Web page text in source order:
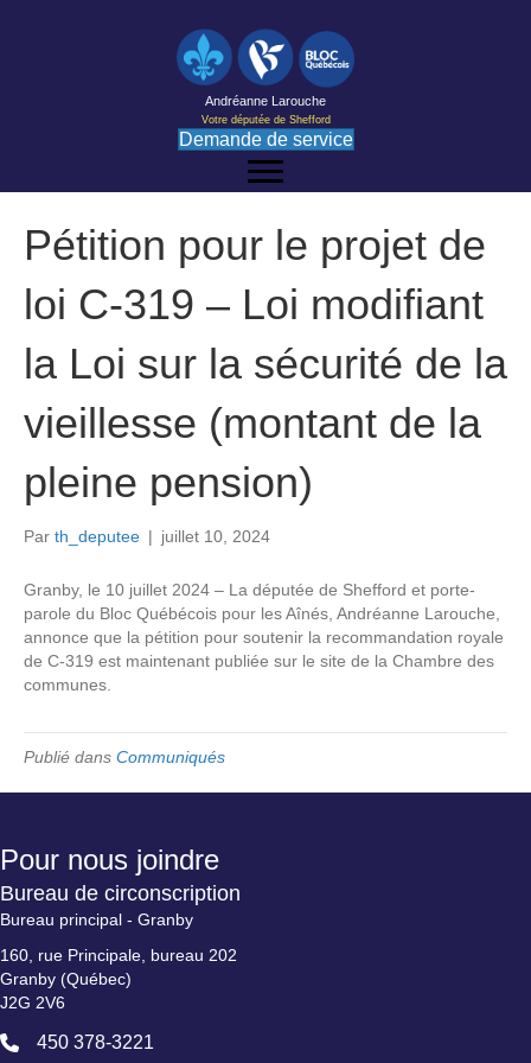
Andréanne Larouche
Votre députée de Shefford
Demande de service
Pétition pour le projet de
loi C-319 – Loi modifiant
la Loi sur la sécurité de la
vieillesse (montant de la
pleine pension)
Par th_deputee | juillet 10, 2024
Granby, le 10 juillet 2024 – La députée de Shefford et porte-
parole du Bloc Québécois pour les Aînés, Andréanne Larouche,
annonce que la pétition pour soutenir la recommandation royale
de C-319 est maintenant publiée sur le site de la Chambre des
communes.
Publié dans Communiqués
Pour nous joindre
Bureau de circonscription
Bureau principal - Granby
160, rue Principale, bureau 202
Granby (Québec)
J2G 2V6
450 378-3221